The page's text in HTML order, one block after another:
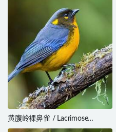
黄腹岭裸鼻雀 / Lacrimose
Mountain Tanager / Anisognathus